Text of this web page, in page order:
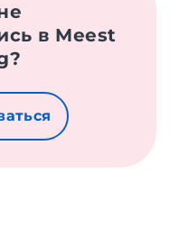
в Meest